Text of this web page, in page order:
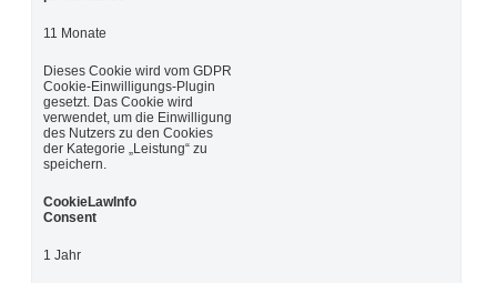
11 Monate
Dieses Cookie wird vom GDPR
Cookie-Einwilligungs-Plugin
gesetzt. Das Cookie wird
verwendet, um die Einwilligung
des Nutzers zu den Cookies
der Kategorie „Leistung“ zu
speichern.
CookieLawInfo
Consent
1 Jahr